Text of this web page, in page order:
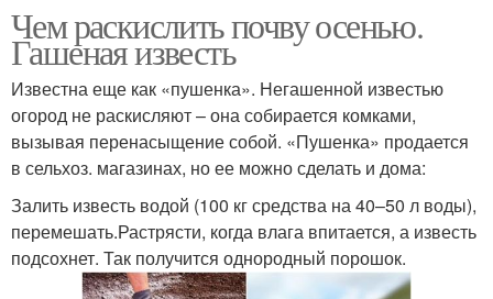
Чем раскислить почву осенью.
Гашеная известь
Известна еще как «пушенка». Негашенной известью
огород не раскисляют – она собирается комками,
вызывая перенасыщение собой. «Пушенка» продается
в сельхоз. магазинах, но ее можно сделать и дома:
Залить известь водой (100 кг средства на 40–50 л воды),
перемешать.Растрясти, когда влага впитается, а известь
подсохнет. Так получится однородный порошок.